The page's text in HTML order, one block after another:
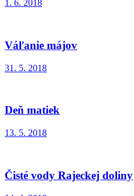
1. 6. 2018
Váľanie májov
31. 5. 2018
Deň matiek
13. 5. 2018
Čisté vody Rajeckej doliny